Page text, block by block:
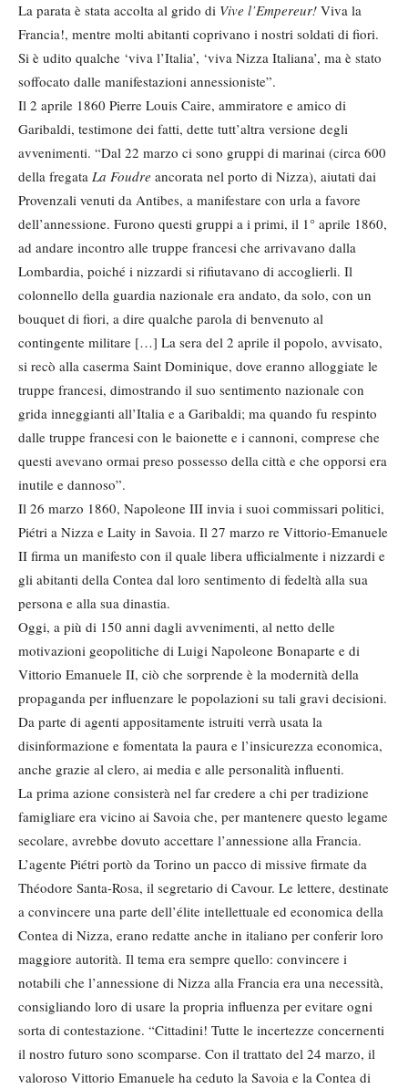
La parata è stata accolta al grido di Vive l’Empereur! Viva la
Francia!, mentre molti abitanti coprivano i nostri soldati di fiori.
Si è udito qualche ‘viva l’Italia’, ‘viva Nizza Italiana’, ma è stato
soffocato dalle manifestazioni annessioniste”.
Il 2 aprile 1860 Pierre Louis Caire, ammiratore e amico di
Garibaldi, testimone dei fatti, dette tutt’altra versione degli
avvenimenti. “Dal 22 marzo ci sono gruppi di marinai (circa 600
della fregata La Foudre ancorata nel porto di Nizza), aiutati dai
Provenzali venuti da Antibes, a manifestare con urla a favore
dell’annessione. Furono questi gruppi a i primi, il 1° aprile 1860,
ad andare incontro alle truppe francesi che arrivavano dalla
Lombardia, poiché i nizzardi si rifiutavano di accoglierli. Il
colonnello della guardia nazionale era andato, da solo, con un
bouquet di fiori, a dire qualche parola di benvenuto al
contingente militare […] La sera del 2 aprile il popolo, avvisato,
si recò alla caserma Saint Dominique, dove eranno alloggiate le
truppe francesi, dimostrando il suo sentimento nazionale con
grida inneggianti all’Italia e a Garibaldi; ma quando fu respinto
dalle truppe francesi con le baionette e i cannoni, comprese che
questi avevano ormai preso possesso della città e che opporsi era
inutile e dannoso”.
Il 26 marzo 1860, Napoleone III invia i suoi commissari politici,
Piétri a Nizza e Laity in Savoia. Il 27 marzo re Vittorio-Emanuele
II firma un manifesto con il quale libera ufficialmente i nizzardi e
gli abitanti della Contea dal loro sentimento di fedeltà alla sua
persona e alla sua dinastia.
Oggi, a più di 150 anni dagli avvenimenti, al netto delle
motivazioni geopolitiche di Luigi Napoleone Bonaparte e di
Vittorio Emanuele II, ciò che sorprende è la modernità della
propaganda per influenzare le popolazioni su tali gravi decisioni.
Da parte di agenti appositamente istruiti verrà usata la
disinformazione e fomentata la paura e l’insicurezza economica,
anche grazie al clero, ai media e alle personalità influenti.
La prima azione consisterà nel far credere a chi per tradizione
famigliare era vicino ai Savoia che, per mantenere questo legame
secolare, avrebbe dovuto accettare l’annessione alla Francia.
L’agente Piétri portò da Torino un pacco di missive firmate da
Théodore Santa-Rosa, il segretario di Cavour. Le lettere, destinate
a convincere una parte dell’élite intellettuale ed economica della
Contea di Nizza, erano redatte anche in italiano per conferir loro
maggiore autorità. Il tema era sempre quello: convincere i
notabili che l’annessione di Nizza alla Francia era una necessità,
consigliando loro di usare la propria influenza per evitare ogni
sorta di contestazione. “Cittadini! Tutte le incertezze concernenti
il nostro futuro sono scomparse. Con il trattato del 24 marzo, il
valoroso Vittorio Emanuele ha ceduto la Savoia e la Contea di